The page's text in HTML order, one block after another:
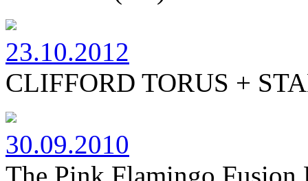
23.10.2012
CLIFFORD TORUS +
30.09.2010